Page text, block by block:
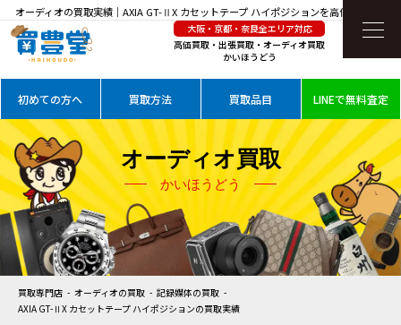
オーディオの買取実績｜AXIA GT-ⅡX カセットテープ ハイポジションを高価買取
大阪・京都・奈良全エリア対応
高価買取・出張買取・オーディオ買取
かいほうどう
初めての方へ 買取方法 買取品目 LINEで無料査定
オーディオ買取
かいほうどう
買取専門店 オーディオの買取
記録媒体の買取
AXIA GT-ⅡX カセットテープ ハイポジションの買取実績